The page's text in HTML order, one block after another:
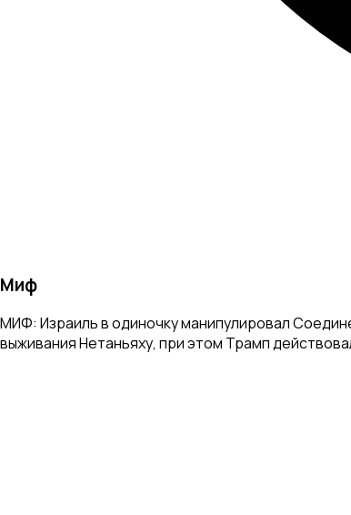
Миф
МИФ: Израиль в одиночку манипулировал
выживания Нетаньяху, при этом Трамп